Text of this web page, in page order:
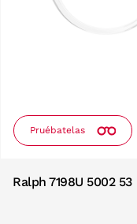
Pruébatelas
Ralph 7198U 5002 53